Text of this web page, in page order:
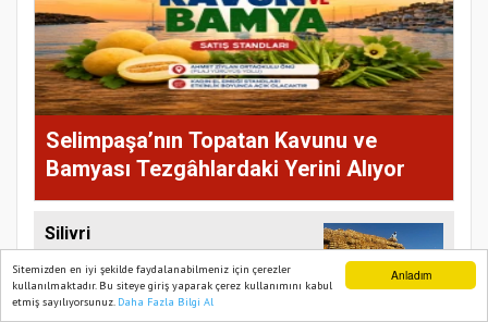
Anladım
Sitemizden en iyi şekilde faydalanabilmeniz için çerezler
kullanılmaktadır. Bu siteye giriş yaparak çerez kullanımını kabul
etmiş sayılıyorsunuz. Daha Fazla Bilgi Al
Selimpaşa’nın Topatan Kavunu ve
Bamyası Tezgâhlardaki Yerini Alıyor
Silivri
Belediyesi'nden
üreticilere saman
balyası desteği
Ana Sayfa Web TV